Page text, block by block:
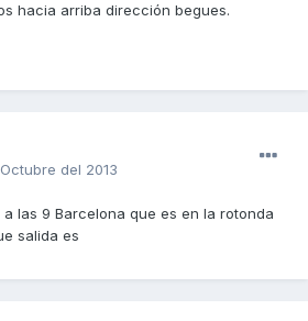
hacia arriba dirección begues.
Octubre del 2013
las 9 Barcelona que es en la rotonda
salida es